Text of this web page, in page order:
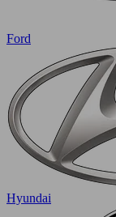
Ford
Hyundai